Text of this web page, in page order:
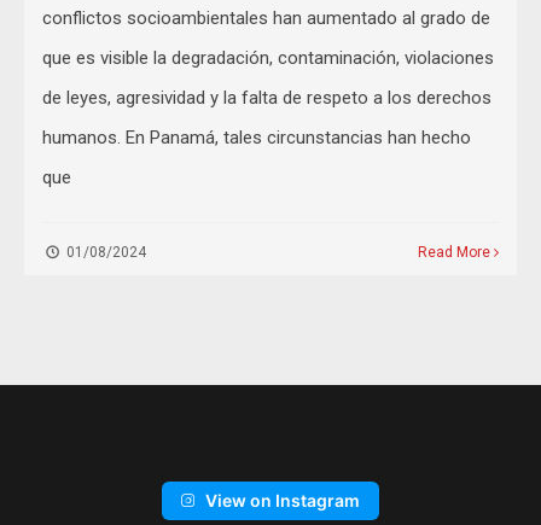
conflictos socioambientales han aumentado al grado de
que es visible la degradación, contaminación, violaciones
de leyes, agresividad y la falta de respeto a los derechos
humanos. En Panamá, tales circunstancias han hecho
que
01/08/2024 Read More
View on Instagram